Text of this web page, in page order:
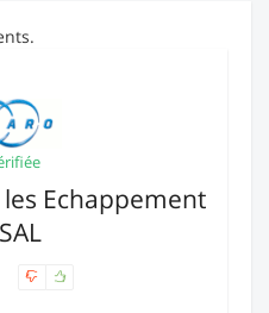
les Echappement